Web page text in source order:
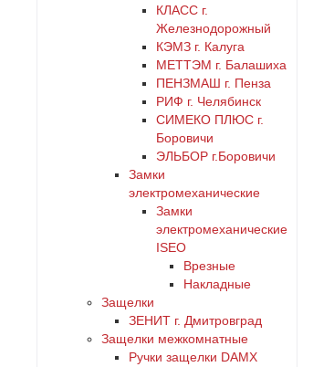
КЛАСС г.
Железнодорожный
КЭМЗ г. Калуга
МЕТТЭМ г. Балашиха
ПЕНЗМАШ г. Пенза
РИФ г. Челябинск
СИМЕКО ПЛЮС г.
Боровичи
ЭЛЬБОР г.Боровичи
Замки
электромеханические
Замки
электромеханические
ISEO
Врезные
Накладные
Защелки
ЗЕНИТ г. Дмитровград
Защелки межкомнатные
Ручки защелки DAMX